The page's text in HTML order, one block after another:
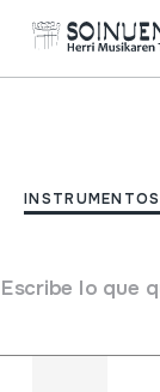
Escribe lo que
Filtrar